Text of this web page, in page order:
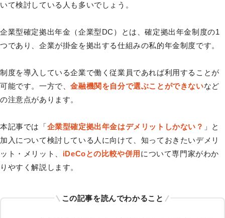
いて検討している人も多いでしょう。
企業型確定拠出年金（企業型DC）とは、確定拠出年金制度の1
つであり、企業が掛金を拠出する仕組みの私的年金制度です。
制度を導入している企業で働く従業員であれば利用することが
可能です。一方で、金融機関を自分で選ぶことができないなど
の注意点があります。
本記事では「企業型確定拠出年金はデメリットしかない？ 」と
加入について検討している人に向けて、知っておきたいデメリ
ット・メリット、 iDeCoとの比較や併用 について専門家がわか
りやすく解説します。
この記事を読んでわかること